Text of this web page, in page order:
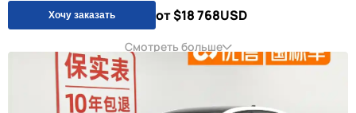
Хочу заказать от $18 768USD
Смотреть больше